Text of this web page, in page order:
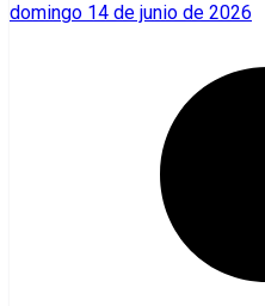
domingo 14 de junio de 2026